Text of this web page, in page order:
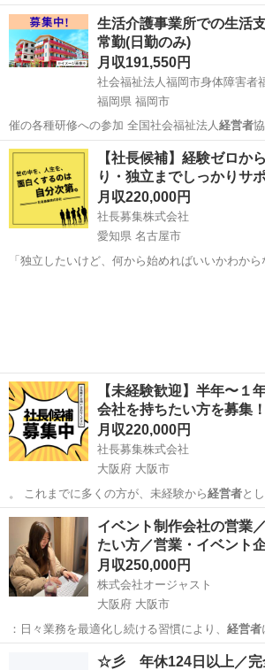
ー…
東京 新宿区 その他 未経験
生活介護事業所での生活
常勤(日勤のみ)
月収191,550円
福岡県 福岡市
催の各種研修への参加 全国社会福祉法人経営者
への参加 ・資格…
福岡 福岡市 介護士
【社長候補】経験ゼロか
り・独立までしっかりサ
月収220,000円
社長募集株式会社
愛知県 名古屋市
「独立したいけど、何から始めればいいかわか
【未経験歓迎】半年〜１
会社を持ちたい方を募集！
月収220,000円
社長募集株式会社
大阪府 大阪市
。 これまでに多くの方が、未経験から経営者と
■ …
大阪 大阪市 その他 未経験
イベント制作会社の営業
たい方／営業・イベント
月収250,000円
株式会社オージャスト
大阪府 大阪市
：日々業務を最適化し続ける習慣により、 経営者
証」の視点が自然と身…
営業 業務
☆彡 年休124日以上／完